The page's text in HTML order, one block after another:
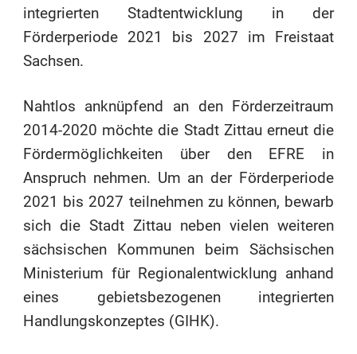
integrierten Stadtentwicklung in der
Förderperiode 2021 bis 2027 im Freistaat
Sachsen.
Nahtlos anknüpfend an den Förderzeitraum
2014-2020 möchte die Stadt Zittau erneut die
Fördermöglichkeiten über den EFRE in
Anspruch nehmen. Um an der Förderperiode
2021 bis 2027 teilnehmen zu können, bewarb
sich die Stadt Zittau neben vielen weiteren
sächsischen Kommunen beim Sächsischen
Ministerium für Regionalentwicklung anhand
eines gebietsbezogenen integrierten
Handlungskonzeptes (GIHK).